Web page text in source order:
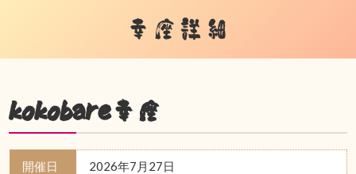
幸座詳細
kokobare幸座
開催日 2026年7月27日